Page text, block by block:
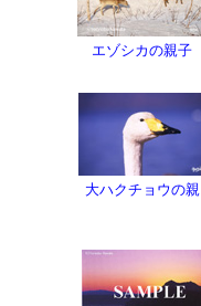
エゾシカの親子
大ハクチョウの親